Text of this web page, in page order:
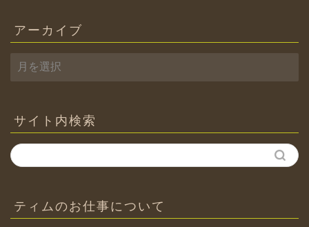
アーカイブ
ー
ブ
サイト内検索
ティムのお仕事について